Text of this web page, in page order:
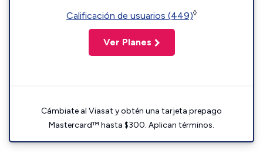
Calificación de usuarios (449)◊
Ver Planes
Cámbiate al Viasat y obtén una tarjeta prepago
Mastercard™ hasta $300. Aplican términos.